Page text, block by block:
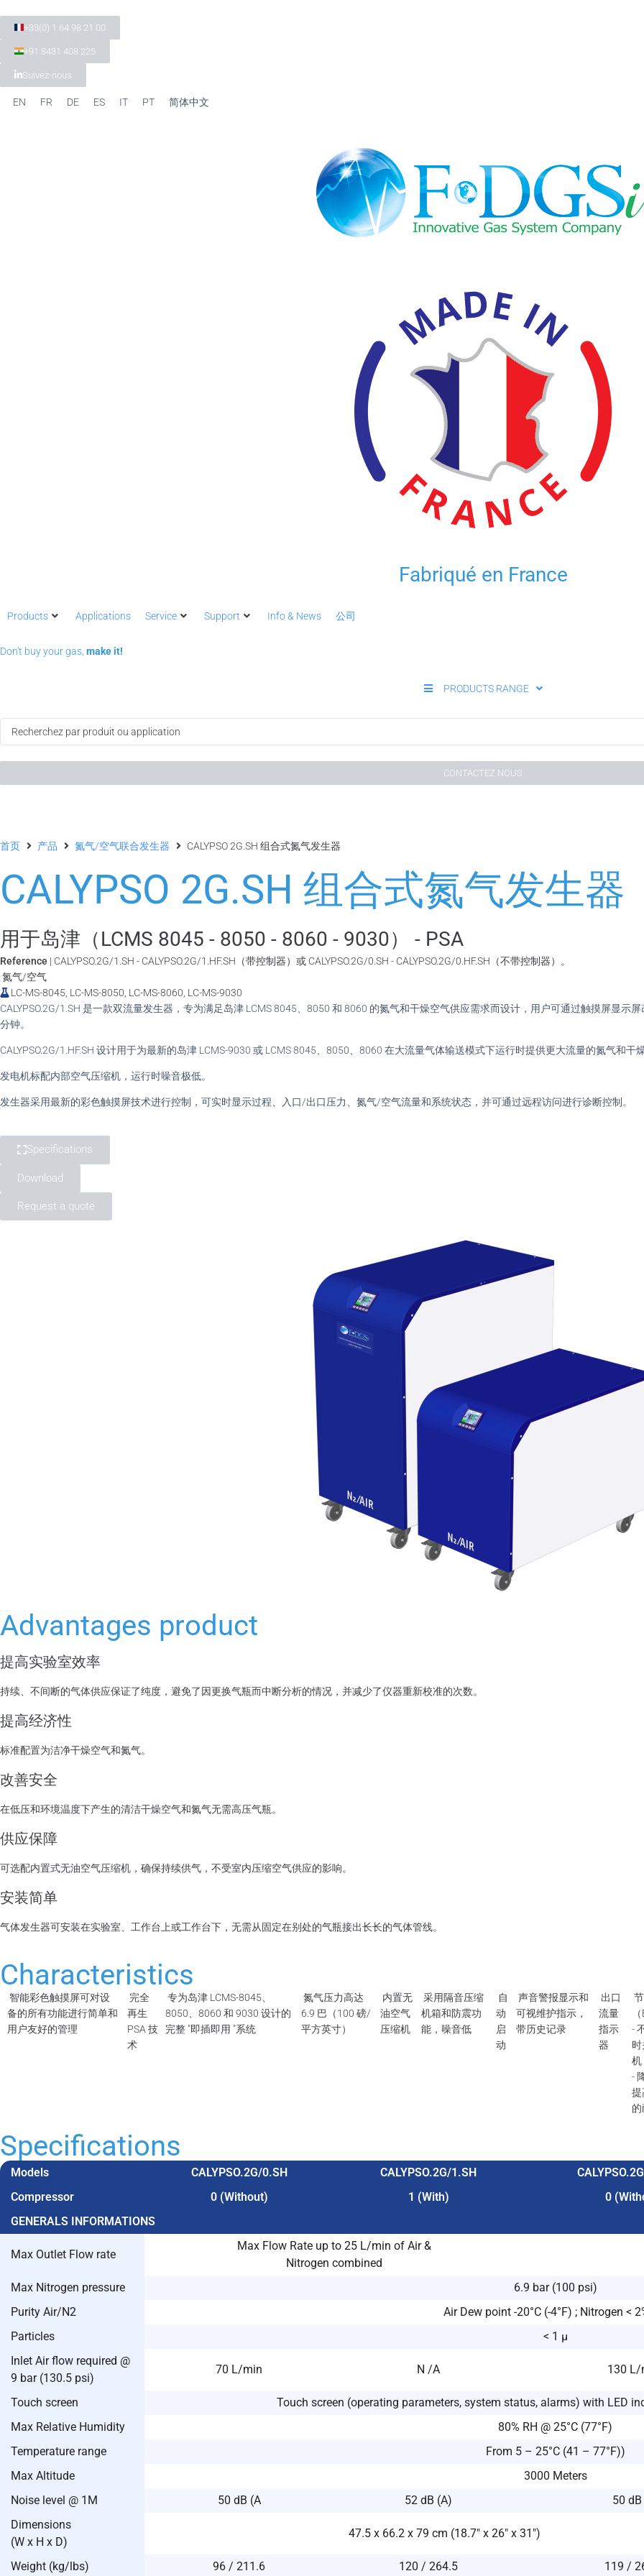
+33(0) 1 64 98 21 00
+91 8431 408 225
Suivez-nous
EN FR DE ES IT PT 简体中文
Fabriqué en France
Products Applications Service Support Info & News 公司
Don't buy your gas, make it!
PRODUCTS RANGE
CONTACTEZ NOUS
首页 产品 氮气/空气联合发生器 CALYPSO 2G.SH 组合式氮气发生器
CALYPSO 2G.SH 组合式氮气发生器
用于岛津（LCMS 8045 - 8050 - 8060 - 9030） - PSA
Reference | CALYPSO.2G/1.SH - CALYPSO.2G/1.HF.SH（带控制器）或 CALYPSO.2G/0.SH - CALYPSO.2G/0.HF.SH（不带控制器）。
氮气/空气
LC-MS-8045, LC-MS-8050, LC-MS-8060, LC-MS-9030
CALYPSO.2G/1.SH 是一款双流量发生器，专为满足岛津 LCMS 8045、8050 和 8060 的氮气和干燥空气供应需求而设计，用户可通过触摸屏显
分钟。
CALYPSO.2G/1.HF.SH 设计用于为最新的岛津 LCMS-9030 或 LCMS 8045、8050、8060 在大流量气体输送模式下运行时提供更大流量的氮气和干燥
发电机标配内部空气压缩机，运行时噪音极低。
发生器采用最新的彩色触摸屏技术进行控制，可实时显示过程、入口/出口压力、氮气/空气流量和系统状态，并可通过远程访问进行诊断控制。
Specifications
Download
Request a quote
Advantages product
提高实验室效率
持续、不间断的气体供应保证了纯度，避免了因更换气瓶而中断分析的情况，并减少了仪器重新校准的次数。
提高经济性
标准配置为洁净干燥空气和氮气。
改善安全
在低压和环境温度下产生的清洁干燥空气和氮气无需高压气瓶。
供应保障
可选配内置式无油空气压缩机，确保持续供气，不受室内压缩空气供应的影响。
安装简单
气体发生器可安装在实验室、工作台上或工作台下，无需从固定在别处的气瓶接出长长的气体管线。
Characteristics
智能彩色触摸屏可对设
备的所有功能进行简单和
用户友好的管理
完全
再生
PSA 技
术
专为岛津 LCMS-8045、
8050、8060 和 9030 设计的
完整 "即插即用 "系统
氮气压力高达
6.9 巴（100 磅/
平方英寸）
内置无
油空气
压缩机
采用隔音压缩
机箱和防震功
能，噪音低
自
动
启
动
声音警报显示和
可视维护指示，
带历史记录
出口
流量
指示
器
-
机
-
提
Specifications
Models CALYPSO.2G/0.SH CALYPSO.2G/1.SH
Compressor
0 (Without) 1 (With) 0
GENERALS INFORMATIONS
Max Outlet Flow rate
Max Flow Rate up to 25 L/min of Air &
Nitrogen combined
Max Nitrogen pressure
6.9 bar (100 psi)
Purity Air/N2
Air Dew point -20°C (-4°F) ; Nitrogen <
Particles
< 1 μ
Inlet Air flow required @
9 bar (130.5 psi)
70 L/min N /A 130 L/
Touch screen
Touch screen (operating parameters, system status, alarms) with LED
Max Relative Humidity
80% RH @ 25°C (77°F)
Temperature range
From 5 – 25°C (41 – 77°F))
Max Altitude
3000 Meters
Noise level @ 1M
50 dB (A 52 dB (A) 50 dB
Dimensions
(W x H x D)
47.5 x 66.2 x 79 cm (18.7″ x 26″ x 31″)
Weight (kg/lbs)
96 / 211.6 120 / 264.5 119 /